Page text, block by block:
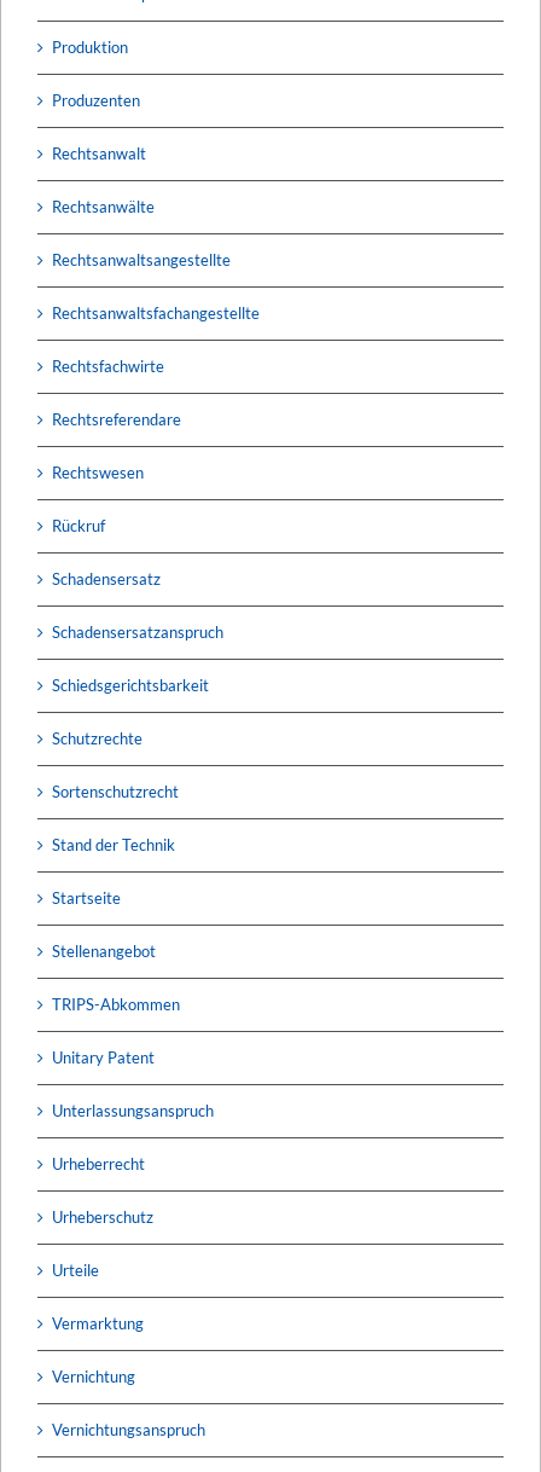
Produktion
Produzenten
Rechtsanwalt
Rechtsanwälte
Rechtsanwaltsangestellte
Rechtsanwaltsfachangestellte
Rechtsfachwirte
Rechtsreferendare
Rechtswesen
Rückruf
Schadensersatz
Schadensersatzanspruch
Schiedsgerichtsbarkeit
Schutzrechte
Sortenschutzrecht
Stand der Technik
Startseite
Stellenangebot
TRIPS-Abkommen
Unitary Patent
Unterlassungsanspruch
Urheberrecht
Urheberschutz
Urteile
Vermarktung
Vernichtung
Vernichtungsanspruch